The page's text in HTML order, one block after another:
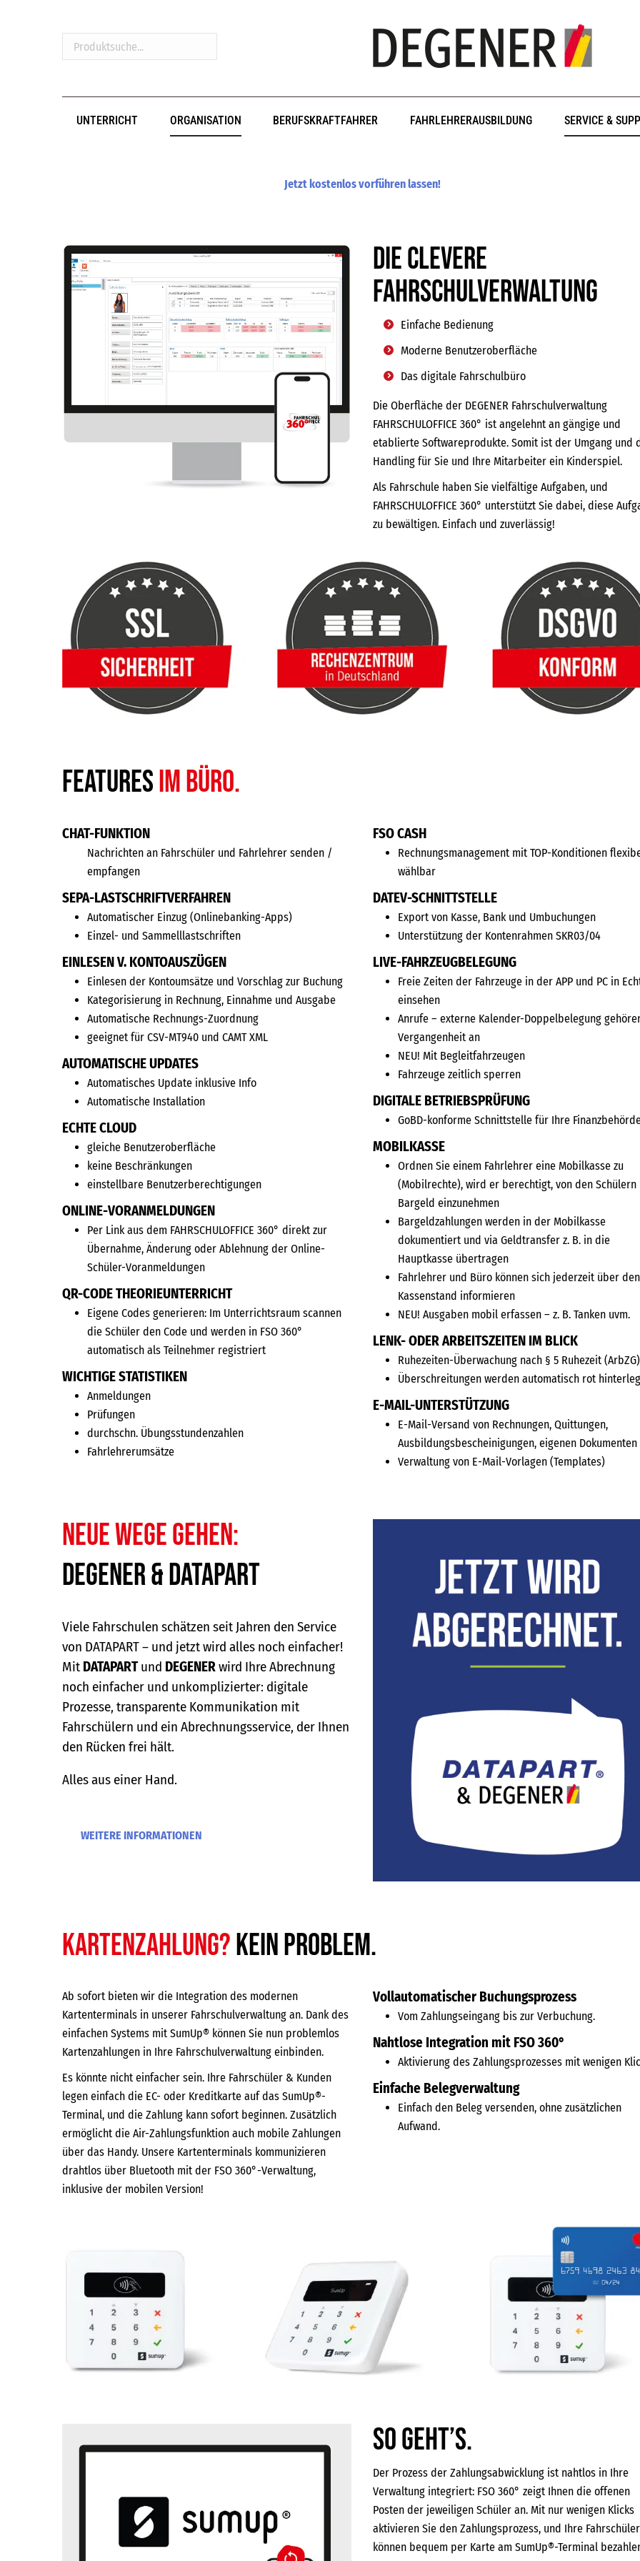
Produktsuche...
UNTERRICHT ORGANISATION BERUFSKRAFTFAHRER FAHRLEHRERAUSBILDUNG SERVICE &
Jetzt kostenlos vorführen lassen!
Die clevere
Fahrschulverwaltung
Einfache Bedienung
Moderne Benutzeroberfläche
Das digitale Fahrschulbüro
Die Oberfläche der DEGENER Fahrschulverwaltung
FAHRSCHULOFFICE 360° ist angelehnt an gängige und
etablierte Softwareprodukte. Somit ist der Umgang und
Handling für Sie und Ihre Mitarbeiter ein Kinderspiel.
Als Fahrschule haben Sie vielfältige Aufgaben, und
FAHRSCHULOFFICE 360° unterstützt Sie dabei, diese
zu bewältigen. Einfach und zuverlässig!
Featuresim Büro.
CHAT-FUNKTION
Nachrichten an Fahrschüler und Fahrlehrer senden /
empfangen
SEPA-LASTSCHRIFTVERFAHREN
Automatischer Einzug (Onlinebanking-Apps)
Einzel- und Sammelllastschriften
EINLESEN V. KONTOAUSZÜGEN
Einlesen der Kontoumsätze und Vorschlag zur Buchung
Kategorisierung in Rechnung, Einnahme und Ausgabe
Automatische Rechnungs-Zuordnung
geeignet für CSV-MT940 und CAMT XML
AUTOMATISCHE UPDATES
Automatisches Update inklusive Info
Automatische Installation
ECHTE CLOUD
gleiche Benutzeroberfläche
keine Beschränkungen
einstellbare Benutzerberechtigungen
ONLINE-VORANMELDUNGEN
Per Link aus dem FAHRSCHULOFFICE 360° direkt zur
Übernahme, Änderung oder Ablehnung der Online-
Schüler-Voranmeldungen
QR-CODE THEORIEUNTERRICHT
Eigene Codes generieren: Im Unterrichtsraum scannen
die Schüler den Code und werden in FSO 360°
automatisch als Teilnehmer registriert
WICHTIGE STATISTIKEN
Anmeldungen
Prüfungen
durchschn. Übungsstundenzahlen
Fahrlehrerumsätze
FSO CASH
Rechnungsmanagement mit TOP-Konditionen
wählbar
DATEV-SCHNITTSTELLE
Export von Kasse, Bank und Umbuchungen
Unterstützung der Kontenrahmen SKR03/04
LIVE-FAHRZEUGBELEGUNG
Freie Zeiten der Fahrzeuge in der APP und PC in
einsehen
Anrufe – externe Kalender-Doppelbelegung
Vergangenheit an
NEU! Mit Begleitfahrzeugen
Fahrzeuge zeitlich sperren
DIGITALE BETRIEBSPRÜFUNG
GoBD-konforme Schnittstelle für Ihre
MOBILKASSE
Ordnen Sie einem Fahrlehrer eine Mobilkasse zu
(Mobilrechte), wird er berechtigt, von den Schülern
Bargeld einzunehmen
Bargeldzahlungen werden in der Mobilkasse
dokumentiert und via Geldtransfer z. B. in die
Hauptkasse übertragen
Fahrlehrer und Büro können sich jederzeit über den
Kassenstand informieren
NEU! Ausgaben mobil erfassen – z. B. Tanken uvm.
LENK- ODER ARBEITSZEITEN IM BLICK
Ruhezeiten-Überwachung nach § 5 Ruhezeit (ArbZG)
Überschreitungen werden automatisch rot
E-MAIL-UNTERSTÜTZUNG
E-Mail-Versand von Rechnungen, Quittungen,
Ausbildungsbescheinigungen, eigenen Dokumenten
Verwaltung von E-Mail-Vorlagen (Templates)
Neue Wege gehen:
DEGENER & Datapart
Viele Fahrschulen schätzen seit Jahren den Service
von DATAPART – und jetzt wird alles noch einfacher!
Mit DATAPARTund DEGENERwird Ihre Abrechnung
noch einfacher und unkomplizierter: digitale
Prozesse, transparente Kommunikation mit
Fahrschülern und ein Abrechnungsservice, der Ihnen
den Rücken frei hält.
Alles aus einer Hand.
WEITERE INFORMATIONEN
Kartenzahlung?Kein Problem.
Ab sofort bieten wir die Integration des modernen
Kartenterminals in unserer Fahrschulverwaltung an. Dank des
einfachen Systems mit SumUp® können Sie nun problemlos
Kartenzahlungen in Ihre Fahrschulverwaltung einbinden.
Es könnte nicht einfacher sein. Ihre Fahrschüler & Kunden
legen einfach die EC- oder Kreditkarte auf das SumUp®-
Terminal, und die Zahlung kann sofort beginnen. Zusätzlich
ermöglicht die Air-Zahlungsfunktion auch mobile Zahlungen
über das Handy. Unsere Kartenterminals kommunizieren
drahtlos über Bluetooth mit der FSO 360°-Verwaltung,
inklusive der mobilen Version!
Vollautomatischer Buchungsprozess
Vom Zahlungseingang bis zur Verbuchung.
Nahtlose Integration mit FSO 360°
Aktivierung des Zahlungsprozesses mit wenigen
Einfache Belegverwaltung
Einfach den Beleg versenden, ohne zusätzlichen
Aufwand.
SO GEHT’S.
Der Prozess der Zahlungsabwicklung ist nahtlos in Ihre
Verwaltung integriert: FSO 360° zeigt Ihnen die offenen
Posten der jeweiligen Schüler an. Mit nur wenigen Klicks
aktivieren Sie den Zahlungsprozess, und Ihre Fahrschüler
können bequem per Karte am SumUp®-Terminal